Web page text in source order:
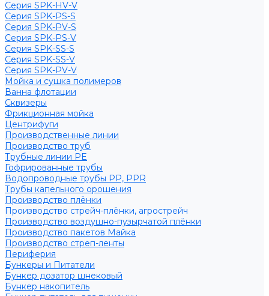
Серия SPK-HV-V
Серия SPK-PS-S
Серия SPK-PV-S
Серия SPK-PS-V
Серия SPK-SS-S
Серия SPK-SS-V
Серия SPK-PV-V
Мойка и сушка полимеров
Ванна флотации
Сквизеры
Фрикционная мойка
Центрифуги
Производственные линии
Производство труб
Трубные линии PE
Гофрированные трубы
Водопроводные трубы PP, PPR
Трубы капельного орошения
Производство плёнки
Производство стрейч-плёнки, агрострейч
Производство воздушно-пузырчатой плёнки
Производство пакетов Майка
Производство стреп-ленты
Периферия
Бункеры и Питатели
Бункер дозатор шнековый
Бункер накопитель